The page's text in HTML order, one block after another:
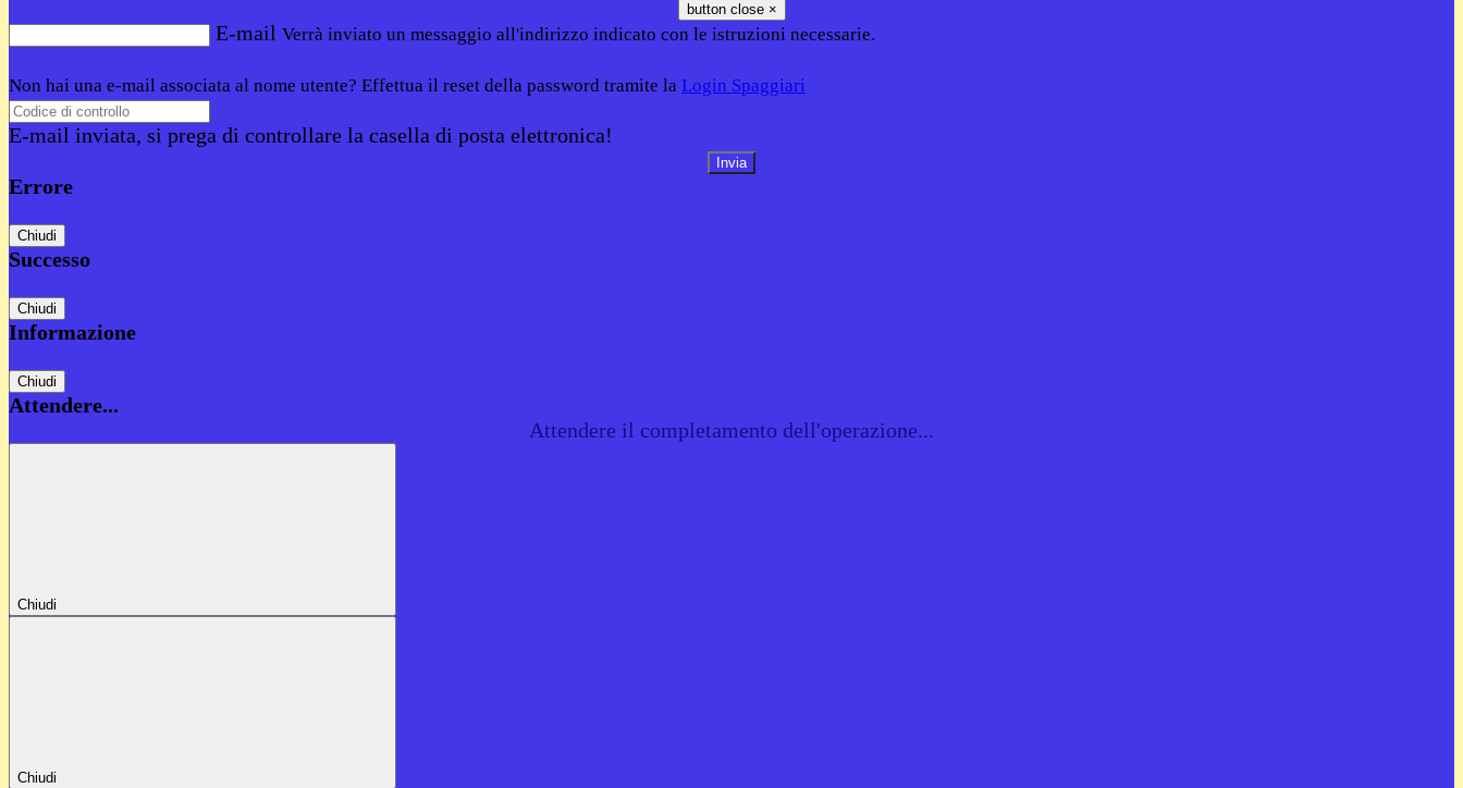
button close ×
E-mail Verrà inviato un messaggio all'indirizzo indicato con le istruzioni necessarie.
Non hai una e-mail associata al nome utente? Effettua il reset della password tramite la Login Spaggiari
E-mail inviata, si prega di controllare la casella di posta elettronica!
Errore
Chiudi
Successo
Chiudi
Informazione
Chiudi
Attendere...
Attendere il completamento dell'operazione...
Chiudi
Chiudi